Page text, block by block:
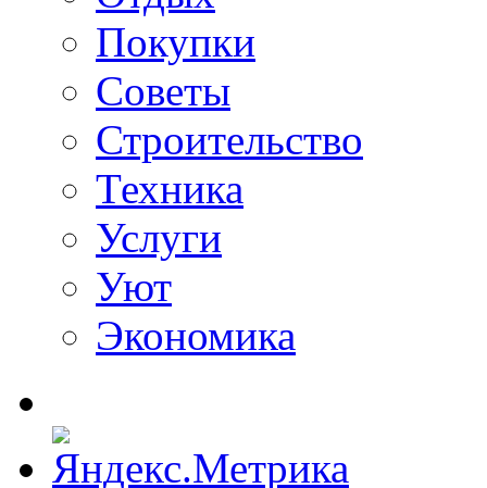
Покупки
Советы
Строительство
Техника
Услуги
Уют
Экономика